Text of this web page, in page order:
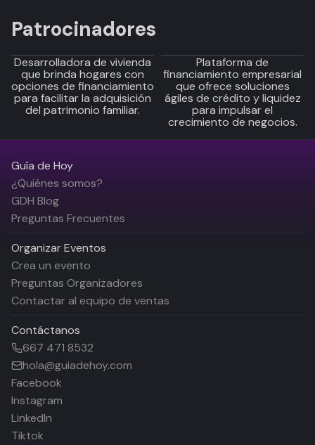
Patrocinadores
Desarrolladora de vivienda
que brinda hogares con
opciones de financiamiento
para facilitar la adquisición
del patrimonio familiar.
Plataforma de
financiamiento empresarial
que ofrece soluciones
ágiles de crédito y liquidez
para impulsar el
crecimiento de negocios.
Guía de Hoy
¿Quiénes somos?
GDH Blog
Preguntas Frecuentes
Organizar Eventos
Crea un evento
Preguntas Organizadores
Contactar al equipo de ventas
Contáctanos
667 471 8532
hola@guiadehoy.com
Facebook
Instagram
LinkedIn
Tiktok